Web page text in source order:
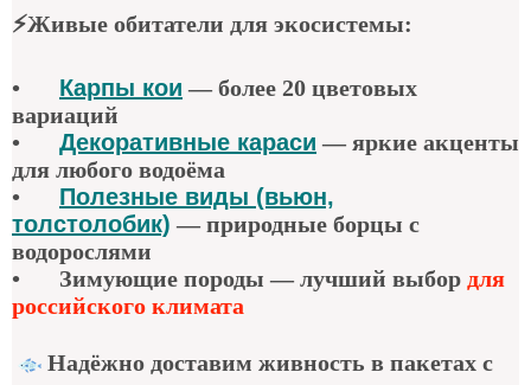
⚡Живые обитатели для экосистемы:
• Карпы кои —более 20 цветовых
вариаций
•
Декоративные караси — яркие акценты
для любого водоёма
•
Полезные виды (вьюн,
толстолобик) —природные борцы с
водорослями
•
Зимующие породы — лучший выбор для
российского климата
Надёжно доставим живность в пакетах с